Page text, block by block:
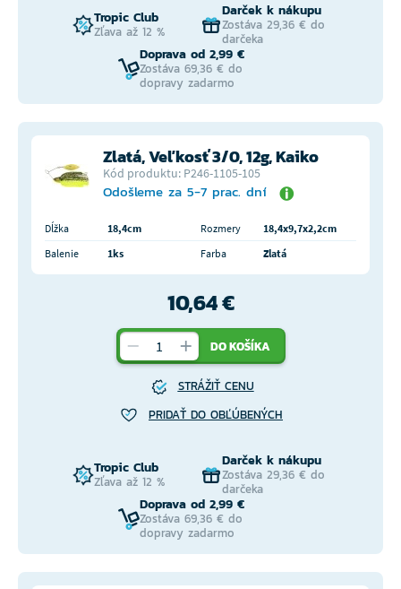
Tropic Club
Zľava až 12 %
Darček k nákupu
Zostáva 29,36 € do
darčeka
Doprava od 2,99 €
Zostáva 69,36 € do
dopravy zadarmo
Zlatá, Veľkosť 3/0, 12g, Kaiko
Kód produktu: P246-1105-105
Odošleme za 5-7 prac. dní
Dĺžka 18,4cm Rozmery
18,4x9,7x2,2cm
Balenie
1ks Farba Zlatá
10,64 €
DO KOŠÍKA
STRÁŽIŤ CENU
PRIDAŤ DO OBĽÚBENÝCH
Tropic Club
Zľava až 12 %
Darček k nákupu
Zostáva 29,36 € do
darčeka
Doprava od 2,99 €
Zostáva 69,36 € do
dopravy zadarmo